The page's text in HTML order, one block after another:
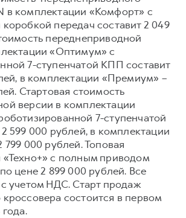
в комплектации «Комфорт» с
передач составит 2 049
переднеприводной
«Оптимум» с
7-ступенчатой КПП составит
в комплектации «Премиум» –
Стартовая стоимость
версии в комплектации
7-ступенчатой
599 000 рублей, в комплектации
000 рублей. Топовая
«Техно+» с полным приводом
цене 2 899 000 рублей. Все
учетом НДС. Старт продаж
состоится в первом